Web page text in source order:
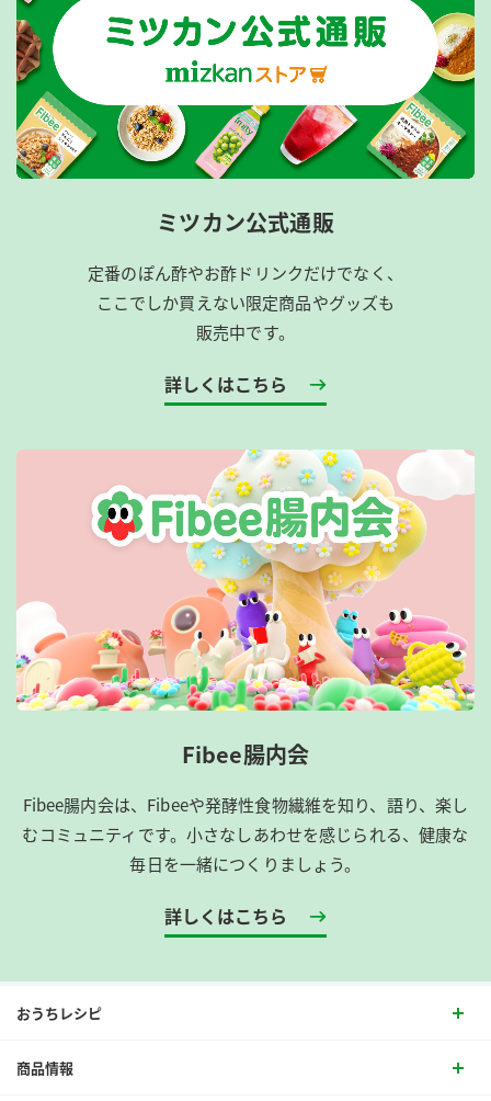
ミツカン公式通販
定番のぽん酢やお酢ドリンクだけでなく、
ここでしか買えない限定商品やグッズも
販売中です。
詳しくはこちら
Fibee腸内会
Fibee腸内会は、​Fibeeや発酵性食物繊維を知り、語り、楽し
むコミュニティです。​小さなしあわせを感じられる、健康な
毎日を一緒につくりましょう。
詳しくはこちら
おうちレシピ
商品情報